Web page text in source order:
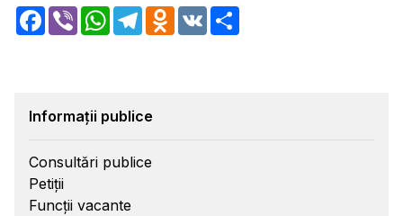
Facebook
Viber WhatsApp
TelegramOdnoklassniki
VK
Informații publice
Consultări publice
Petiții
Funcții vacante